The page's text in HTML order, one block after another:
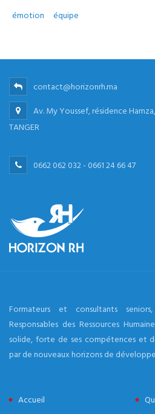
émotion
équipe
contact@horizonrh.ma
Av. My Youssef, résidence
TANGER
0662 062 032 - 0661 24 66 47
Formateurs et consultants
Responsables des Ressources
solide, forte de ses compétences et
par de nouveaux horizons de
Accueil